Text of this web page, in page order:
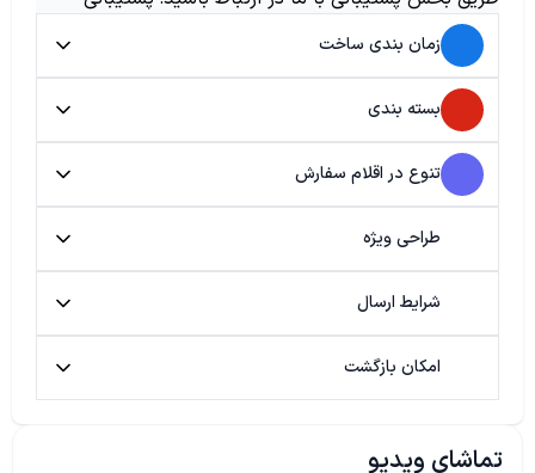
زمان بندی ساخت
بسته بندی
تنوع در اقلام سفارش
طراحی ویژه
شرایط ارسال
امکان بازگشت
تماشای ویدیو